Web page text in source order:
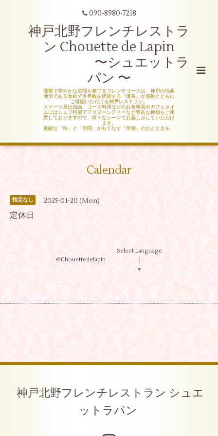
090-8980-7218
神戸北野フレンチレストラ
ン Chouette de Lapin
〜シュエットラ
パン 〜
優雅で華やかな空間を奏でるフレンチコースは、神戸の地産
地消である食材で世界観を構築する『優美』が感動とともに
ご堪能いただける神戸レストラン。
スイーツ系は勿論、コース料理などのお食事系やカフェタイ
ムにはシェフ特製アフタヌーンティーなど豊富な種類をご用
意しておりますので、様々なシーンでお楽しみしていただけ
ます。
素敵な「時」と「空間」がもてなす『至極』のひとときを。
Calendar
指定なし 2025-01-20 (Mon)
定休日
@Ⅽhouettedelapin
Select Language
▼
神戸北野フレンチレストラン シュエ
ットラパン